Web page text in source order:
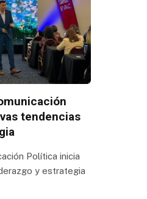
tendencias
Política inicia
y estrategia